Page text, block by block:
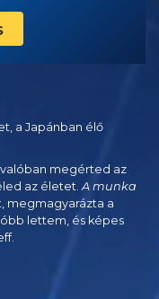
a Japánban élő
megérted az
az életet.A munka
a
lettem, és képes